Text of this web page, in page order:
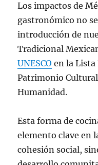
Los impactos de
gastronómico no
introducción de
Tradicional
UNESCO en la Lista
Patrimonio
Humanidad.
Esta forma de
elemento clave en
cohesión social,